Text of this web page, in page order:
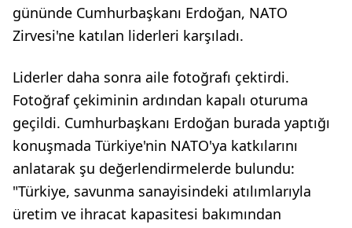
gününde Cumhurbaşkanı Erdoğan, NATO
Zirvesi'ne katılan liderleri karşıladı.
Liderler daha sonra aile fotoğrafı çektirdi.
Fotoğraf çekiminin ardından kapalı oturuma
geçildi. Cumhurbaşkanı Erdoğan burada yaptığı
konuşmada Türkiye'nin NATO'ya katkılarını
anlatarak şu değerlendirmelerde bulundu:
"Türkiye, savunma sanayisindeki atılımlarıyla
üretim ve ihracat kapasitesi bakımından